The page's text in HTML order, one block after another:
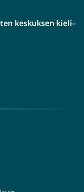
keskuksen kieli-